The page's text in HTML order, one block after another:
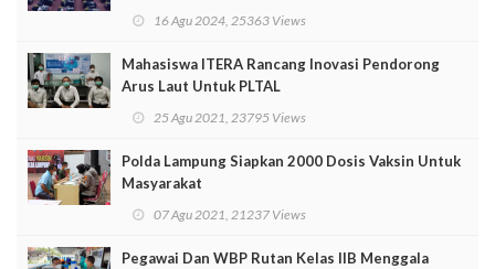
16 Agu 2024, 25363 Views
Mahasiswa ITERA Rancang Inovasi Pendorong
Arus Laut Untuk PLTAL
25 Agu 2021, 23795 Views
Polda Lampung Siapkan 2000 Dosis Vaksin Untuk
Masyarakat
07 Agu 2021, 21237 Views
Pegawai Dan WBP Rutan Kelas IIB Menggala